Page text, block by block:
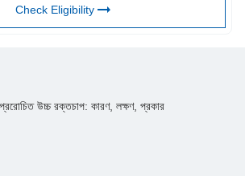
Check Eligibility
প্ররোচিত উচ্চ রক্তচাপ: কারণ, লক্ষণ, প্রকার